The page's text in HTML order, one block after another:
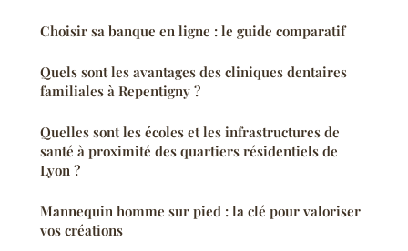
Choisir sa banque en ligne : le guide comparatif
Quels sont les avantages des cliniques dentaires
familiales à Repentigny ?
Quelles sont les écoles et les infrastructures de
santé à proximité des quartiers résidentiels de
Lyon ?
Mannequin homme sur pied : la clé pour valoriser
vos créations